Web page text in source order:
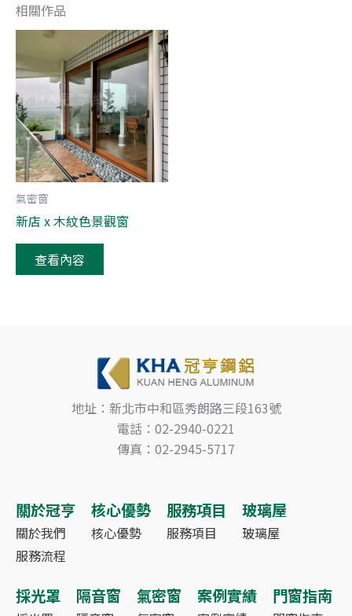
相關作品
氣密窗
新店 x 木紋色景觀窗
查看內容
地址：新北市中和區秀朗路三段163號
電話：02-2940-0221
傳真：02-2945-5717
關於冠亨
關於我們
服務流程
核心優勢
核心優勢
服務項目
服務項目
玻璃屋
玻璃屋
採光罩 隔音窗 氣密窗 案例實績 門窗指南